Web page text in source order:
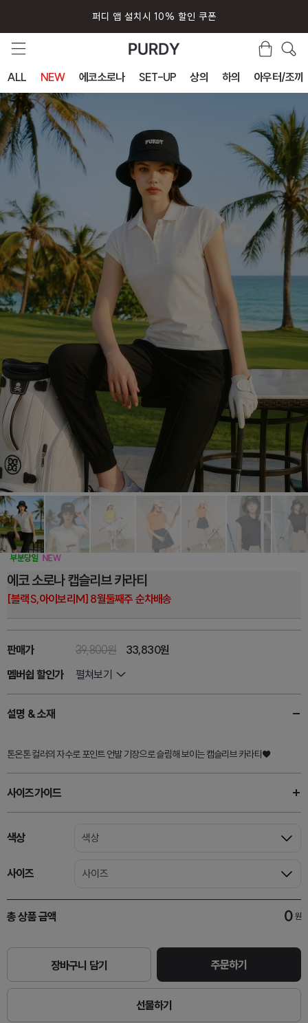
회원가입시 즉시 사용 5000원 쿠폰
ALL NEW 에코소로나 SET-UP 상의 하의 아우터/조끼
에코 소로나 캡슬리브 카라티
[블랙S,아이보리M] 8월둘째주 순차배송
판매가 39,800원 33,830원
멤버쉽 할인가
펼쳐보기
설명 & 소재
톤온톤 컬러의 자수로 포인트 언발 기장으로 슬림해 보이는 캡슬리브 카라티♥
사이즈가이드
색상 색상
사이즈 사이즈
총 상품 금액 0 원
장바구니 담기 주문하기
선물하기